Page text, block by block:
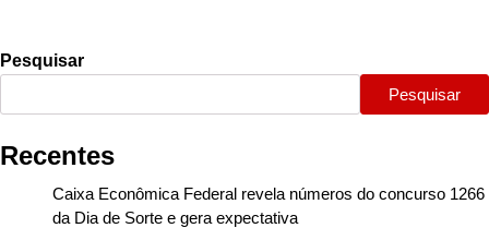
Pesquisar
Pesquisar
Recentes
Caixa Econômica Federal revela números do concurso 1266
da Dia de Sorte e gera expectativa